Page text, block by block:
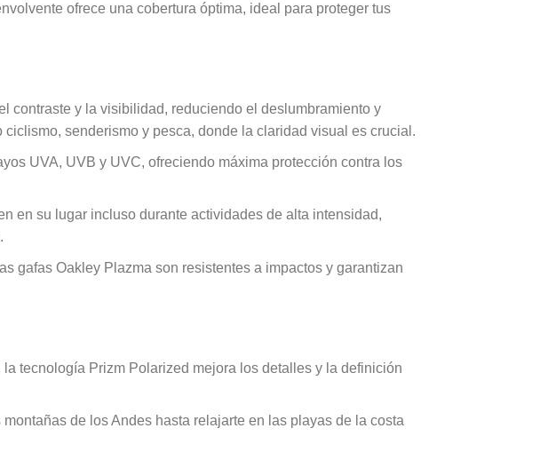
ofrece una cobertura óptima, ideal para proteger tus
contraste y la visibilidad, reduciendo el deslumbramiento y
senderismo y pesca, donde la claridad visual es crucial.
UVA, UVB y UVC, ofreciendo máxima protección contra los
en su lugar incluso durante actividades de alta intensidad,
gafas Oakley Plazma son resistentes a impactos y garantizan
tecnología Prizm Polarized mejora los detalles y la definición
de los Andes hasta relajarte en las playas de la costa